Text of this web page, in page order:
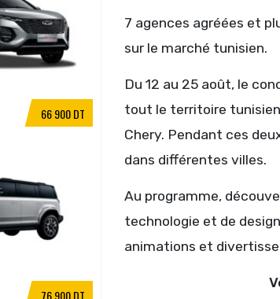
7 agences agréées et
sur le marché tunisien.
Du 12 au 25 août, le
tout le territoire
Chery. Pendant ces
dans différentes villes.
Au programme,
technologie et de
animations et
66 900 DT
76 900 DT